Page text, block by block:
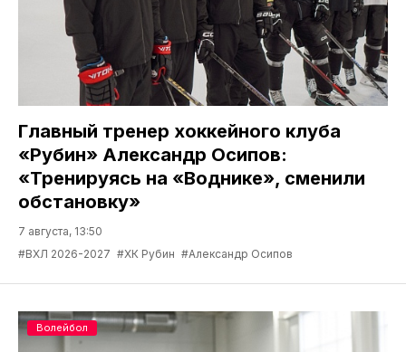
Главный тренер хоккейного клуба
«Рубин» Александр Осипов:
«Тренируясь на «Воднике», сменили
обстановку»
7 августа, 13:50
#ВХЛ 2026-2027 #ХК Рубин #Александр Осипов
Волейбол